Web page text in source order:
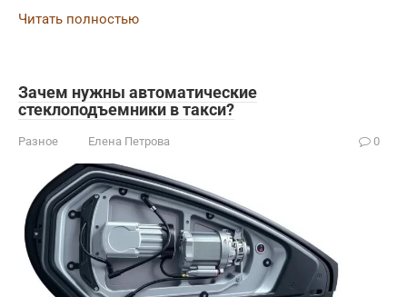
Читать полностью
Зачем нужны автоматические
стеклоподъемники в такси?
Разное Елена Петрова 0